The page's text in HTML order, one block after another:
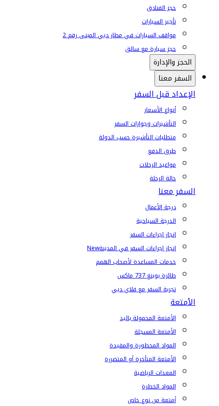
حجز الفنادق
تأجير السيارات
مواقف السيارات في مطار دبي المبنى رقم 2
حجز سيارة مع سائق
الحجز والإدارة
السفر معنا
الإعداد قبل السفر
أنواع الأسعار
التأشيرات وجوازات السفر
متطلبات التأشيرة حسب الدولة
طرق الدفع
مواعيد الرحلات
حالة الرحلة
السفر معنا
درجة الأعمال
الدرجة السياحية
إنجاز إجراءات السفر
إنجاز إجراءات السفر في المدينةNew
خدمات المساعدة لأصحاب الهمم
طائرة بوينغ 737 ماكس
تجربة السفر مع فلاي دبي
الأمتعة
الأمتعة المحمولة باليد
الأمتعة المسجلة
المواد المحظورة والمقيدة
الأمتعة المتأخرة أو المتضررة
المعدات الرياضية
المواد الخطرة
أمتعة من نوع خاص